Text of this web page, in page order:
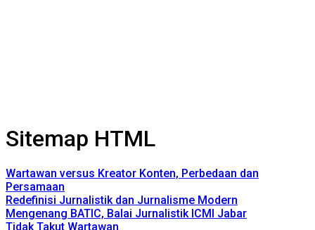
Sitemap HTML
Wartawan versus Kreator Konten, Perbedaan dan
Persamaan
Redefinisi Jurnalistik dan Jurnalisme Modern
Mengenang BATIC, Balai Jurnalistik ICMI Jabar
Tidak Takut Wartawan